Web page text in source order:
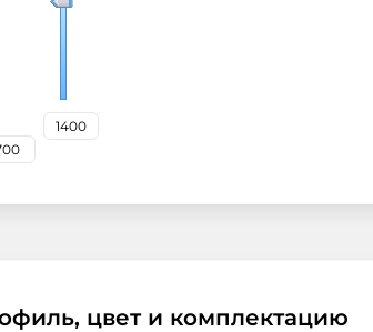
цвет и комплектацию